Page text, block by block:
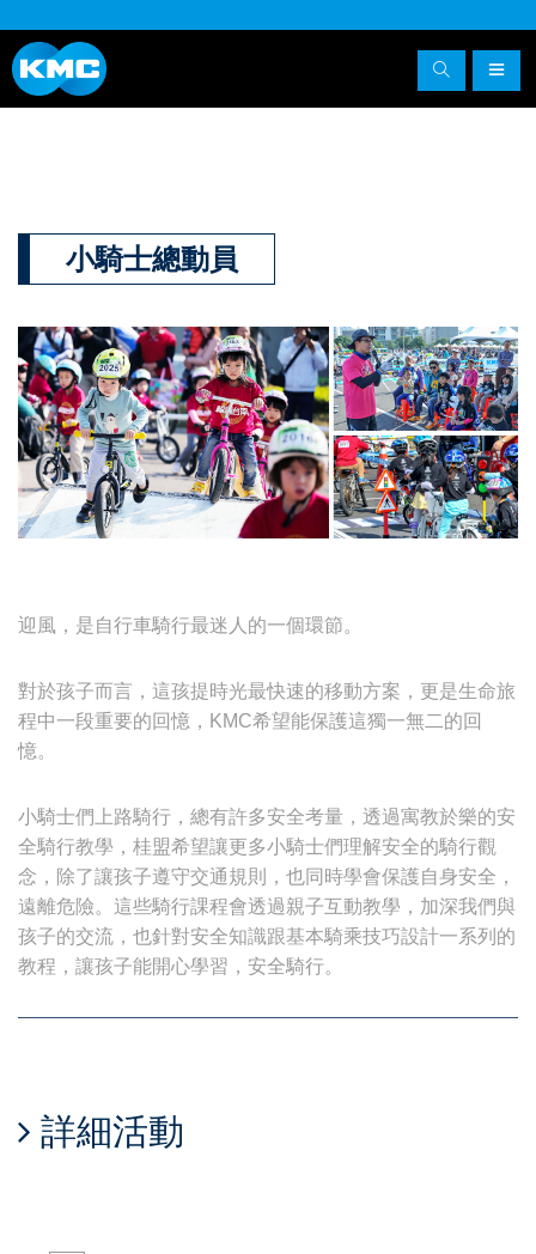
小騎士總動員
迎風，是自行車騎行最迷人的一個環節。
對於孩子而言，這孩提時光最快速的移動方案，更是生命旅
程中一段重要的回憶，KMC希望能保護這獨一無二的回
憶。
小騎士們上路騎行，總有許多安全考量，透過寓教於樂的安
全騎行教學，桂盟希望讓更多小騎士們理解安全的騎行觀
念，除了讓孩子遵守交通規則，也同時學會保護自身安全，
遠離危險。這些騎行課程會透過親子互動教學，加深我們與
孩子的交流，也針對安全知識跟基本騎乘技巧設計一系列的
教程，讓孩子能開心學習，安全騎行。
詳細活動